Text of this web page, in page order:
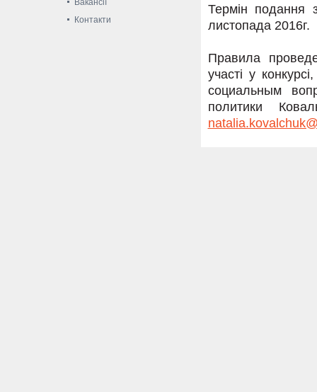
Вакансії
Контакти
Термін подання
листопада 2016г.
Правила
участі у
социальным
политики